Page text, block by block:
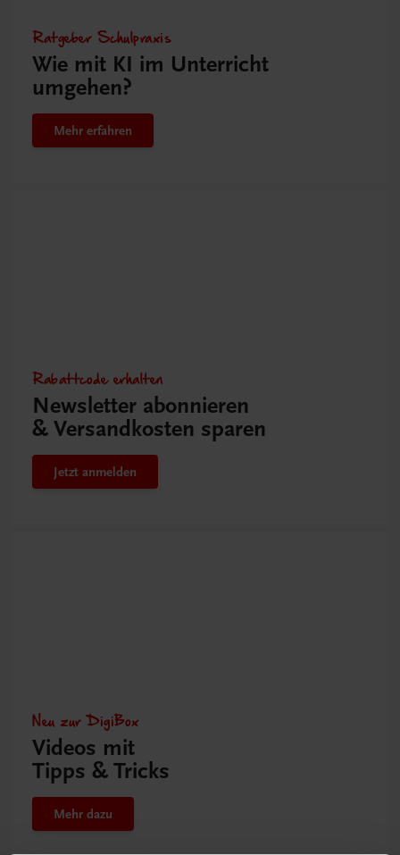
Ratgeber Schulpraxis
Wie mit KI im Unterricht
umgehen?
Mehr erfahren
Rabattcode erhalten
Newsletter abonnieren
& Versandkosten sparen
Jetzt anmelden
Neu zur DigiBox
Videos mit
Tipps & Tricks
Mehr dazu